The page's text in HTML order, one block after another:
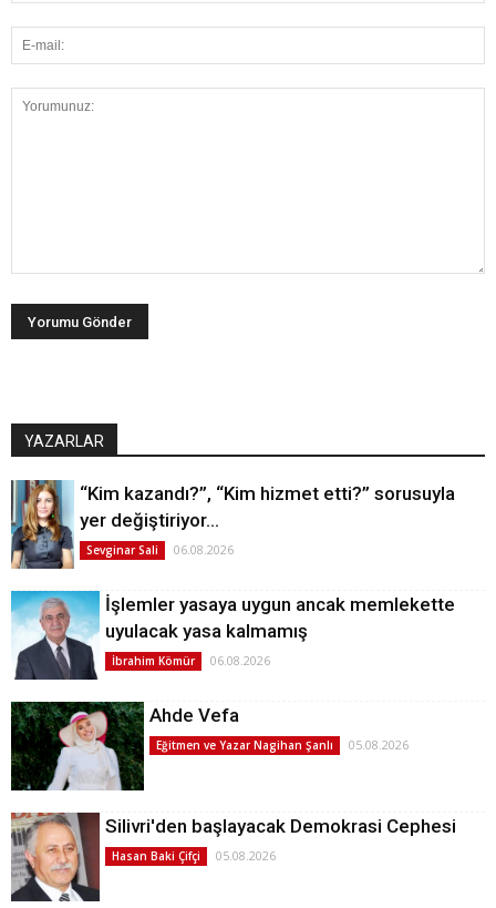
YAZARLAR
“Kim kazandı?”, “Kim hizmet etti?” sorusuyla
yer değiştiriyor…
Sevginar Sali 06.08.2026
İşlemler yasaya uygun ancak memlekette
uyulacak yasa kalmamış
İbrahim Kömür 06.08.2026
Ahde Vefa
Eğitmen ve Yazar Nagihan Şanlı 05.08.2026
Silivri'den başlayacak Demokrasi Cephesi
Hasan Baki Çifçi 05.08.2026